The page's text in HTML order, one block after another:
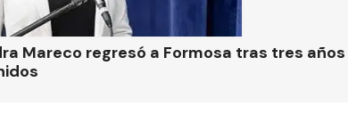
Mareco regresó a Formosa tras tres